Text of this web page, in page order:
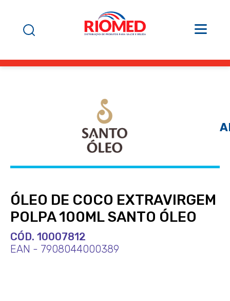
ÓLEO DE COCO EXTRAVIRGEM
POLPA 100ML SANTO ÓLEO
CÓD. 10007812
EAN - 7908044000389